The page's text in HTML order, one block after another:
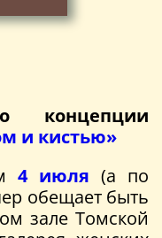
и кистью»
4 июля (а по
обещает быть
зале Томской